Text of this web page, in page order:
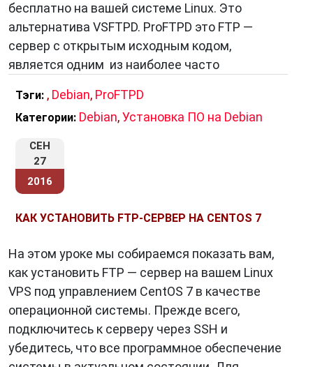
бесплатно на вашей системе Linux. Это
альтернатива VSFTPD. ProFTPD это FTP —
сервер с открытым исходным кодом,
является одним из наиболее часто
Тэги: , Debian, ProFTPD
Категории: Debian,Установка ПО на Debian
СЕН
27
2016
КАК УСТАНОВИТЬ FTP-СЕРВЕР НА CENTOS 7
На этом уроке мы собираемся показать вам,
как установить FTP — сервер на вашем Linux
VPS под управлением CentOS 7 в качестве
операционной системы. Прежде всего,
подключитесь к серверу через SSH и
убедитесь, что все программное обеспечение